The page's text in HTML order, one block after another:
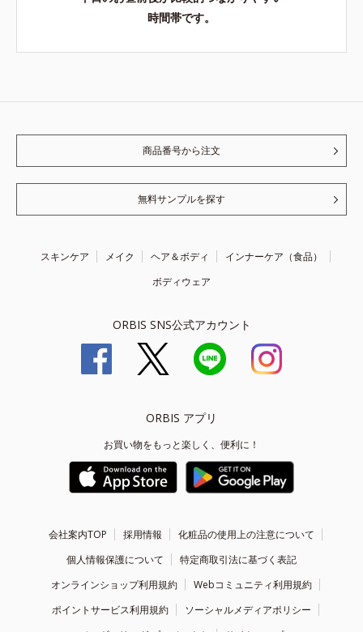
時間帯です。
商品番号から注文
無料サンプルを探す
スキンケア メイク ヘア＆ボディ
インナーケア（食品）
ボディウェア
ORBIS SNS公式アカウント
ORBIS アプリ
お買い物をもっと楽しく、便利に！
会社案内TOP 採用情報
化粧品の使用上の注意について
個人情報保護について
特定商取引法に基づく表記
オンラインショップ利用規約
Webコミュニティ利用規約
ポイントサービス利用規約
ソーシャルメディアポリシー